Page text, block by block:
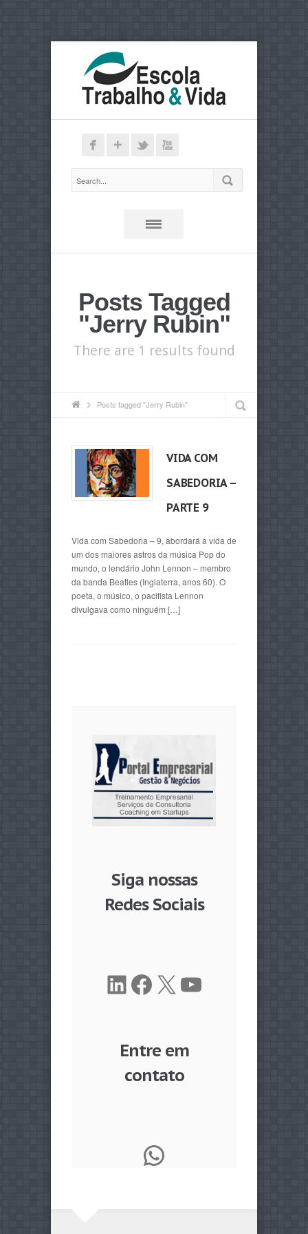
Posts Tagged
"Jerry Rubin"
There are 1 results found
Posts tagged "Jerry Rubin"
VIDA COM
SABEDORIA –
PARTE 9
Vida com Sabedoria – 9, abordará a vida de
um dos maiores astros da música Pop do
mundo, o lendário John Lennon – membro
da banda Beatles (Inglaterra, anos 60). O
poeta, o músico, o pacifista Lennon
divulgava como ninguém […]
Siga nossas
Redes Sociais
LinkedIn
Facebook
X Youtube
Entre em
contato
WhatsApp